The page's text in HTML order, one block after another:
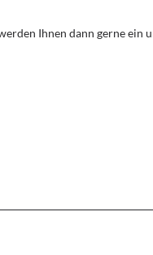
Ihnen dann gerne ein